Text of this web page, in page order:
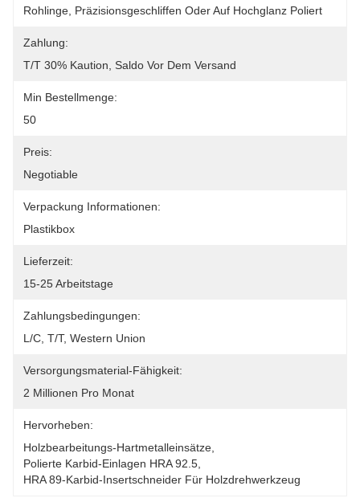
Rohlinge, Präzisionsgeschliffen Oder Auf Hochglanz Poliert
Zahlung:
T/T 30% Kaution, Saldo Vor Dem Versand
Min Bestellmenge:
50
Preis:
Negotiable
Verpackung Informationen:
Plastikbox
Lieferzeit:
15-25 Arbeitstage
Zahlungsbedingungen:
L/C, T/T, Western Union
Versorgungsmaterial-Fähigkeit:
2 Millionen Pro Monat
Hervorheben:
Holzbearbeitungs-Hartmetalleinsätze
Polierte Karbid-Einlagen HRA 92.5
HRA 89-Karbid-Insertschneider Für Holzdrehwerkzeug